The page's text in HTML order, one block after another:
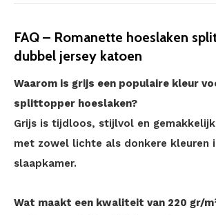
FAQ – Romanette hoeslaken
dubbel jersey katoen
Waarom is grijs een populaire kleur
splittopper hoeslaken?
Grijs is tijdloos, stijlvol en
met zowel lichte als donkere kleuren
slaapkamer.
Wat maakt een kwaliteit van 220 gr/